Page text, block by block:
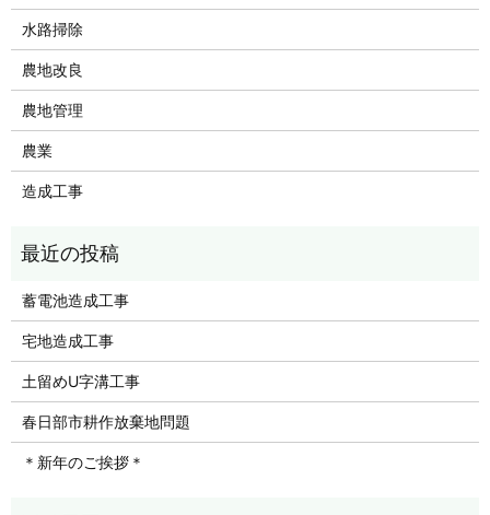
水路掃除
農地改良
農地管理
農業
造成工事
蓄電池造成工事
宅地造成工事
土留めU字溝工事
春日部市耕作放棄地問題
＊新年のご挨拶＊